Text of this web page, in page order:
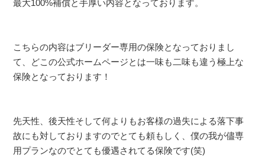
最大100%補償と手厚い内容となっております。
こちらの内容はブリーダー専用の保険となっておりまし
て、どこの公式ホームページとは一味も二味も違う極上な
保険となっております！
先天性、後天性そして何よりもお客様の過失による落下事
故にも対しておりますのでとても頼もしく、僕の我が儘専
用プランなのでとても優遇されてる保険です(笑)